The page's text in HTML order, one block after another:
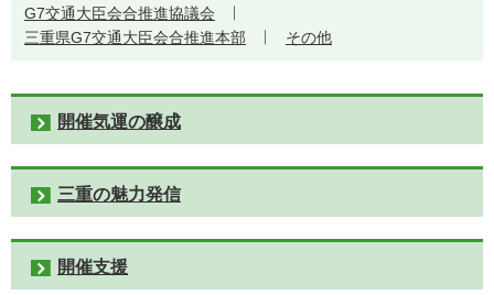
G7交通大臣会合推進協議会
三重県G7交通大臣会合推進本部
その他
開催気運の醸成
三重の魅力発信
開催支援